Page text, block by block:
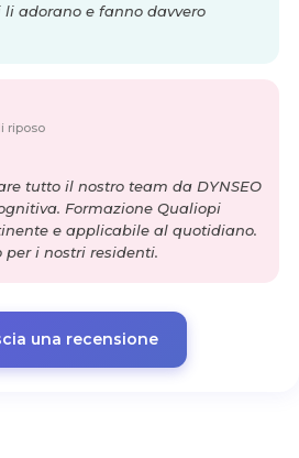
adorano e fanno davvero
riposo
tutto il nostro team da DYNSEO
Formazione Qualiopi
e applicabile al quotidiano.
per i nostri residenti.
una recensione